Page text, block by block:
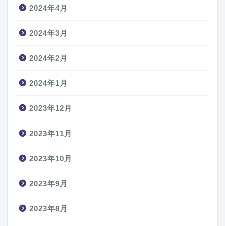
2024年4月
2024年3月
2024年2月
2024年1月
2023年12月
2023年11月
2023年10月
2023年9月
2023年8月